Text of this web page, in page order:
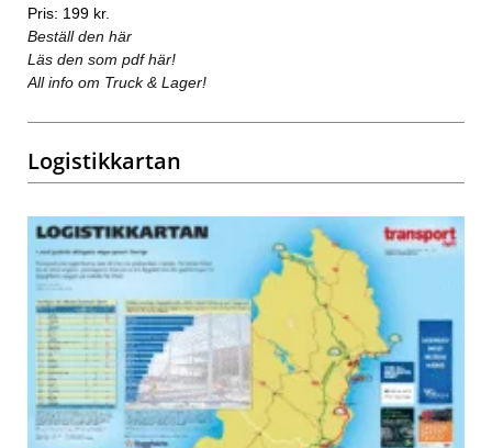
Pris: 199 kr.
Beställ den här
Läs den som pdf här!
All info om Truck & Lager!
Logistikkartan